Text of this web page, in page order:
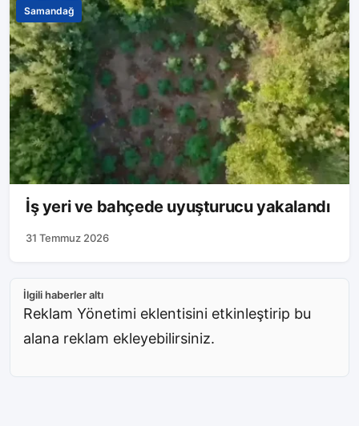
Samandağ
İş yeri ve bahçede uyuşturucu yakalandı
31 Temmuz 2026
İlgili haberler altı
Reklam Yönetimi eklentisini etkinleştirip bu
alana reklam ekleyebilirsiniz.